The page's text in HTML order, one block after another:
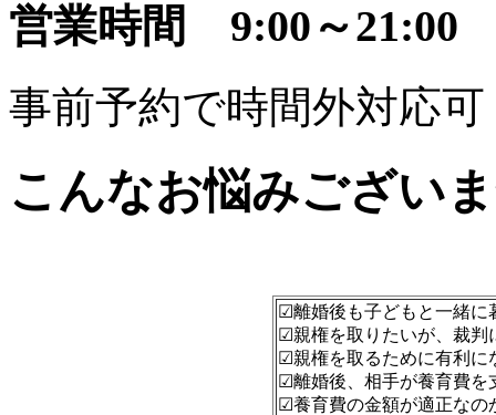
営業時間 9:00～21:00
事前予約で時間外対応可
こんなお悩みござい
☑離婚後も子どもと一緒に
☑親権を取りたいが、裁判
☑親権を取るために有利に
☑離婚後、相手が養育費を
☑養育費の金額が適正なの